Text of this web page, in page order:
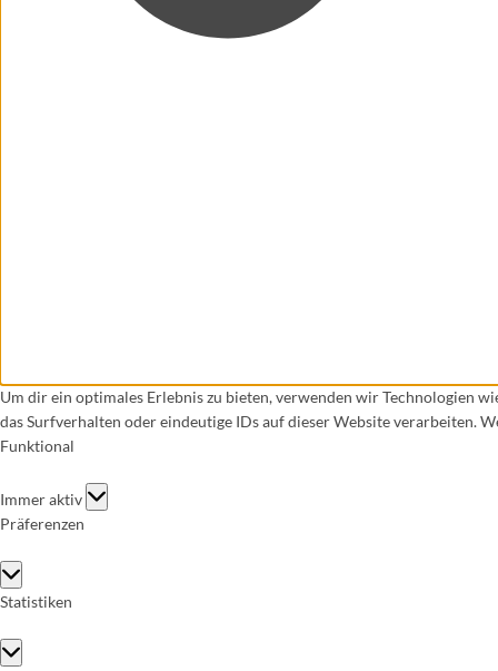
Um dir ein optimales Erlebnis zu bieten, verwenden wir Technologien
das Surfverhalten oder eindeutige IDs auf dieser Website verarbeiten.
Funktional
Funktional
Immer aktiv
Präferenzen
Präferenzen
Statistiken
Statistiken